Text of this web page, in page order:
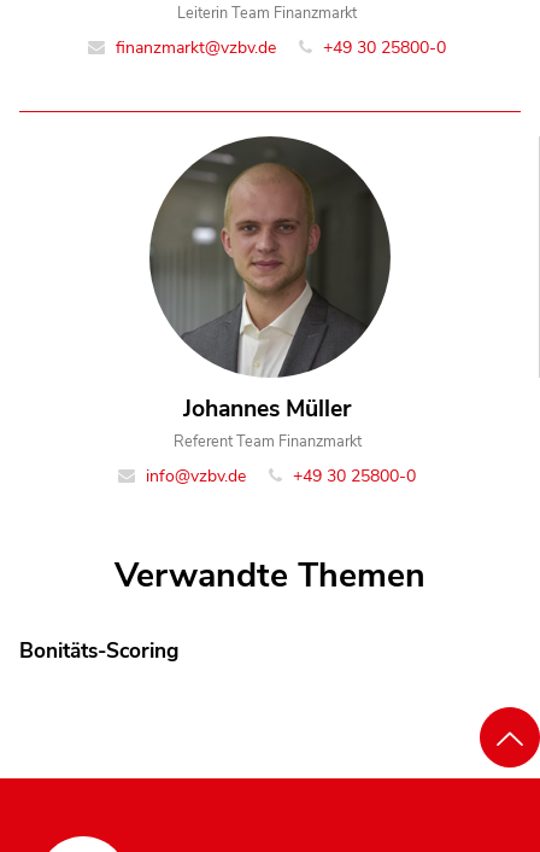
Leiterin Team Finanzmarkt
finanzmarkt@vzbv.de +49 30 25800-0
Johannes Müller
Referent Team Finanzmarkt
info@vzbv.de +49 30 25800-0
Verwandte Themen
Bonitäts-Scoring